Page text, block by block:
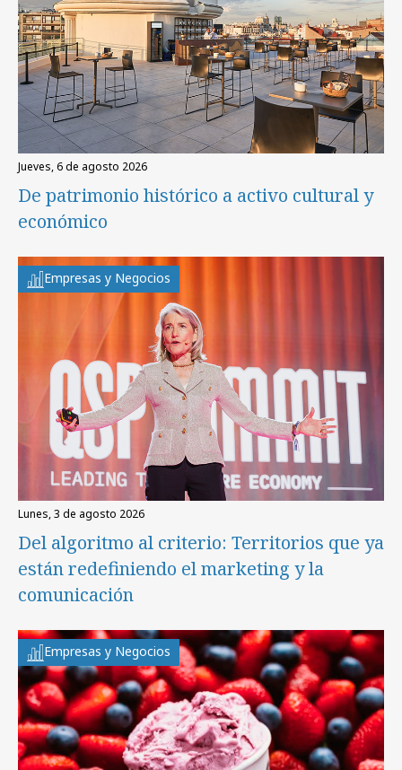
jueves, 6 de agosto 2026
De patrimonio histórico a activo cultural y
económico
Empresas y Negocios
lunes, 3 de agosto 2026
Del algoritmo al criterio: Territorios que ya
están redefiniendo el marketing y la
comunicación
Empresas y Negocios